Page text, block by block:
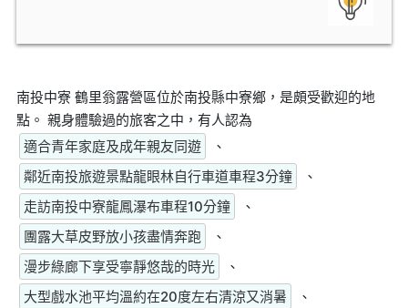
南投中寮 鶴里翁露營區位於南投縣中寮鄉，是頗受歡迎的地
點。 親身體驗過的旅客之中，有人認為
適合青年家庭及成年親友同遊
、
鄰近南投旅遊景點龍眼林自行車道車程3分鐘
、
走訪南投中寮龍鳳瀑布車程10分鐘
、
團露大草皮野放小孩盡情奔跑
、
漫步綠廊下享受寧靜悠哉的時光
、
大型戲水池平均溫約在20度左右清涼又消暑
、